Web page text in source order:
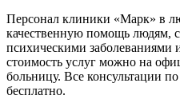
Персонал клиники «Марк» в
качественную помощь людям,
психическими заболеваниями
стоимость услуг можно на
больницу. Все консультации
бесплатно.